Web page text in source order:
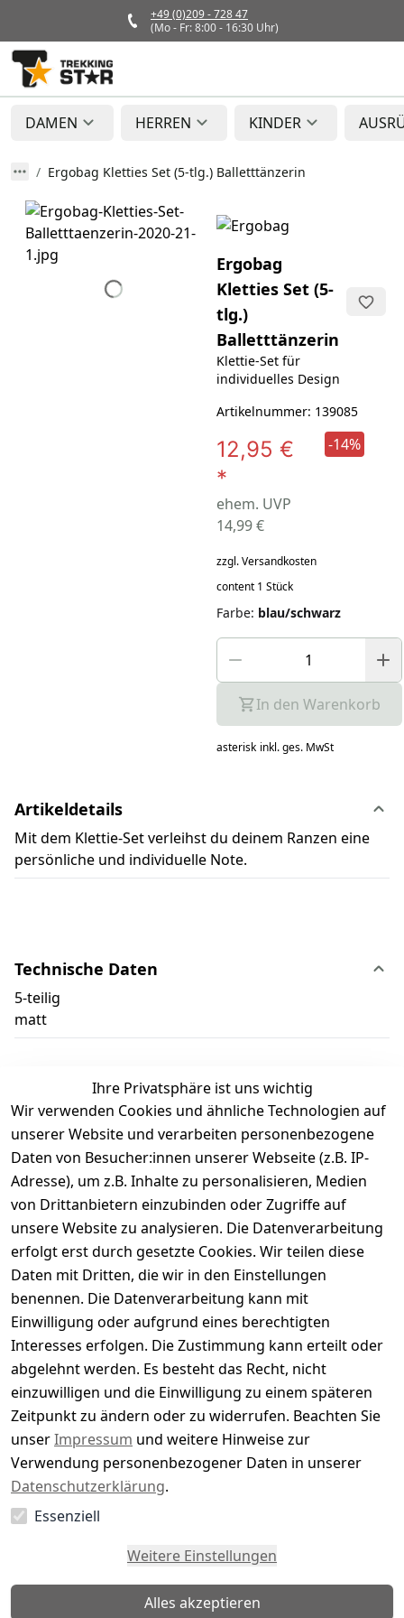
+49 (0)209 - 728 47
(Mo - Fr: 8:00 - 16:30 Uhr)
DAMEN HERREN KINDER
Ergobag Kletties Set (5-tlg.) Balletttänzerin
Ergobag
Kletties Set (5-
tlg.)
Balletttänzerin
Klettie-Set für
individuelles Design
Artikelnummer: 139085
12,95 €
*
ehem. UVP
14,99 €
-14%
zzgl. Versandkosten
content 1 Stück
Farbe: blau/schwarz
In den Warenkorb
asterisk inkl. ges. MwSt
Artikeldetails
Mit dem Klettie-Set verleihst du deinem Ranzen eine
persönliche und individuelle Note.
Technische Daten
5-teilig
matt
Kundenbewertungen
Durchschnittliche Bewertung
0
Basierend auf 0 Bewertung(en)
Bewertung abgeben
5
( 0 )
4
( 0 )
3
( 0 )
2
( 0 )
1
( 0 )
Es hat noch niemand eine Bewertung für diesen
Artikel abgegeben
Ihre Privatsphäre ist uns wichtig
Wir verwenden Cookies und ähnliche Technologien auf
unserer Website und verarbeiten personenbezogene
Daten von Besucher:innen unserer Webseite (z.B. IP-
Adresse), um z.B. Inhalte zu personalisieren, Medien
von Drittanbietern einzubinden oder Zugriffe auf
unsere Website zu analysieren. Die Datenverarbeitung
erfolgt erst durch gesetzte Cookies. Wir teilen diese
Daten mit Dritten, die wir in den Einstellungen
benennen. Die Datenverarbeitung kann mit
Einwilligung oder aufgrund eines berechtigten
Interesses erfolgen. Die Zustimmung kann erteilt oder
abgelehnt werden. Es besteht das Recht, nicht
einzuwilligen und die Einwilligung zu einem späteren
Zeitpunkt zu ändern oder zu widerrufen. Beachten Sie
unserImpressum und weitere Hinweise zur
Verwendung personenbezogener Daten in unserer
Datenschutzerklärung.
Essenziell
Weitere Einstellungen
Alles akzeptieren